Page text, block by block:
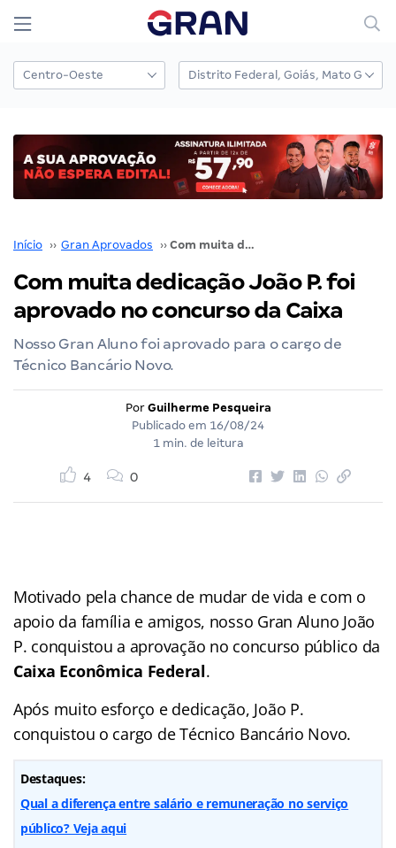
Início ›› Gran Aprovados ›› Com muita dedicação João P. foi aprovado no concurso da Caixa
Com muita dedicação João P. foi
aprovado no concurso da Caixa
Nosso Gran Aluno foi aprovado para o cargo de
Técnico Bancário Novo.
Por Guilherme Pesqueira
Publicado em 16/08/24
1 min. de leitura
4 0
Motivado pela chance de mudar de vida e com o
apoio da família e amigos, nosso Gran Aluno João
P. conquistou a aprovação no concurso público da
Caixa Econômica Federal.
Após muito esforço e dedicação, João P.
conquistou o cargo de Técnico Bancário Novo.
Destaques:
Qual a diferença entre salário e remuneração no serviço
público? Veja aqui